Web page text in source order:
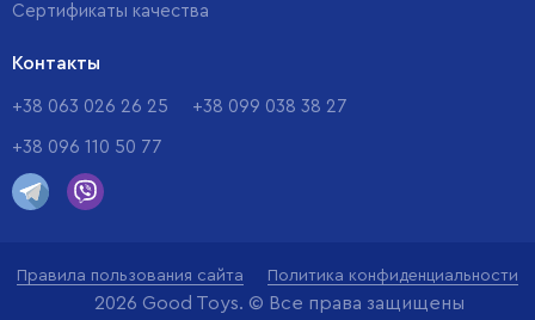
Сертификаты качества
Контакты
+38 063 026 26 25 +38 099 038 38 27
+38 096 110 50 77
Правила пользования сайта Политика конфиденциальности
2026 Good Toys. © Все права защищены